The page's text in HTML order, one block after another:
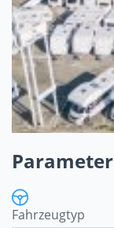
Parameter
Fahrzeugtyp